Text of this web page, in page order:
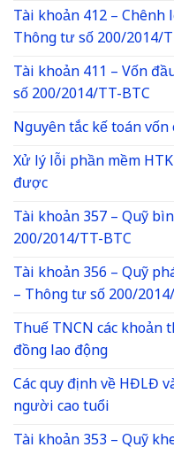
Tài khoản 412 –
Thông tư số 200/2014/
Tài khoản 411 – Vốn
số 200/2014/TT-BTC
Nguyên tắc kế toán
Xử lý lỗi phần mềm
được
Tài khoản 357 – Quỹ
200/2014/TT-BTC
Tài khoản 356 – Quỹ
– Thông tư số 200/
Thuế TNCN các
đồng lao động
Các quy định về HĐLĐ
người cao tuổi
Tài khoản 353 – Quỹ